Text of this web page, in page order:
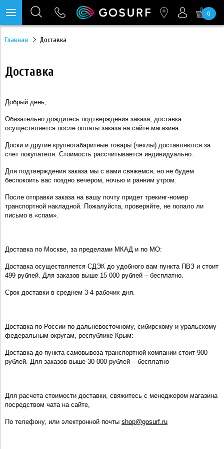
0
Главная Доставка
Доставка
Добрый день,
Обязательно дождитесь подтверждения заказа, доставка
осуществляется после оплаты заказа на сайте магазина.
Доски и другие крупногабаритные товары (чехлы) доставляются за
счет покупателя. Стоимость рассчитывается индивидуально.
Для подтверждения заказа мы с вами свяжемся, но не будем
беспокоить вас поздно вечером, ночью и ранним утром.
После отправки заказа на вашу почту придет трекинг-номер
транспортной накладной. Пожалуйста, проверяйте, не попало ли
письмо в «спам».
Доставка по Москве, за пределами МКАД и по МО:
Доставка осуществляется СДЭК до удобного вам пункта ПВЗ и стоит
499 рублей. Для заказов выше 15 000 рублей – бесплатно.
Срок доставки в среднем 3-4 рабочих дня.
Доставка по России по дальневосточному, сибирскому и уральскому
федеральным округам, республике Крым:
Доставка до пункта самовывоза транспортной компании стоит 900
рублей. Для заказов выше 30 000 рублей – бесплатно
Для расчета стоимости доставки, свяжитесь с менеджером магазина
посредством чата на сайте,
По телефону, или электронной почты shop@gosurf.ru
https://mc.yandex.ru/pixel/28467905289433451?rnd=%aw_random%